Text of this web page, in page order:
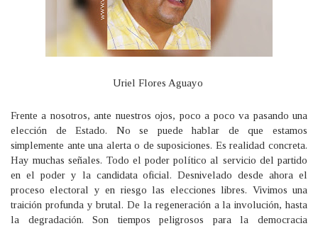
Uriel Flores Aguayo
Frente a nosotros, ante nuestros ojos, poco a poco va pasando una
elección de Estado. No se puede hablar de que estamos
simplemente ante una alerta o de suposiciones. Es realidad concreta.
Hay muchas señales. Todo el poder político al servicio del partido
en el poder y la candidata oficial. Desnivelado desde ahora el
proceso electoral y en riesgo las elecciones libres. Vivimos una
traición profunda y brutal. De la regeneración a la involución, hasta
la degradación. Son tiempos peligrosos para la democracia